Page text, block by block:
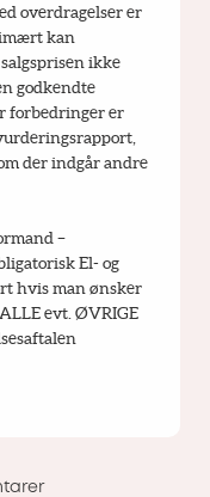
overdragelser er
kan
ikke
godkendte
forbedringer er
der indgår andre
–
El- og
hvis man ønsker
evt. ØVRIGE